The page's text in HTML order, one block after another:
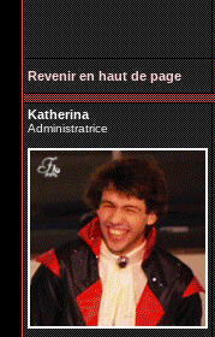
Revenir en haut de page
Katherina
Administratrice